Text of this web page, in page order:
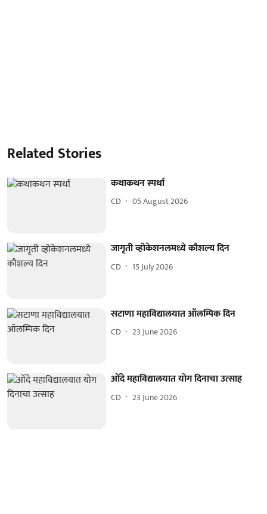
Related Stories
कथाकथन स्पर्धा
CD 05 August 2026
जागृती व्होकेशनलमध्ये कौशल्य दिन
CD 15 July 2026
सटाणा महाविद्यालयात ऑलम्पिक दिन
CD 23 June 2026
ओंदे महाविद्यालयात योग दिनाचा उत्साह
CD 23 June 2026